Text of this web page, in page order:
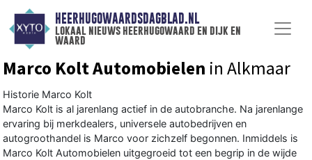
HEERHUGOWAARDSDAGBLAD.NL
lokaal nieuws heerhugowaard en dijk en
waard
Marco Kolt Automobielen in Alkmaar
Historie Marco Kolt
Marco Kolt is al jarenlang actief in de autobranche. Na jarenlange
ervaring bij merkdealers, universele autobedrijven en
autogroothandel is Marco voor zichzelf begonnen. Inmiddels is
Marco Kolt Automobielen uitgegroeid tot een begrip in de wijde